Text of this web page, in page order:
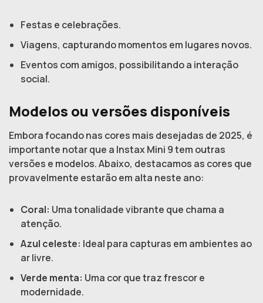
Festas e celebrações.
Viagens, capturando momentos em lugares novos.
Eventos com amigos, possibilitando a interação
social.
Modelos ou versões disponíveis
Embora focando nas cores mais desejadas de 2025, é
importante notar que a Instax Mini 9 tem outras
versões e modelos. Abaixo, destacamos as cores que
provavelmente estarão em alta neste ano:
Coral: Uma tonalidade vibrante que chama a
atenção.
Azul celeste: Ideal para capturas em ambientes ao
ar livre.
Verde menta: Uma cor que traz frescor e
modernidade.